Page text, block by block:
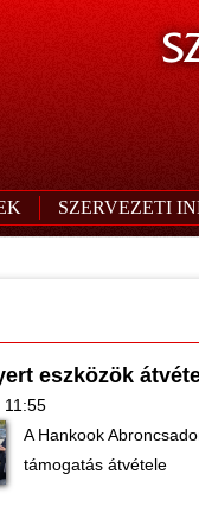
SZERVEZETI
eszközök
11:55
A Hankook
támogatás átvétele